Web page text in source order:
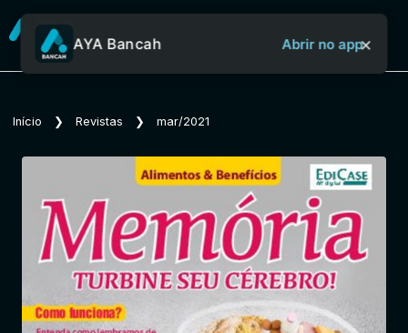
Sobre o Aya Bancah
Início
Revistas
Jornais
AYA Bancah Abrir no app×
Início ❯ Revistas ❯ mar/2021